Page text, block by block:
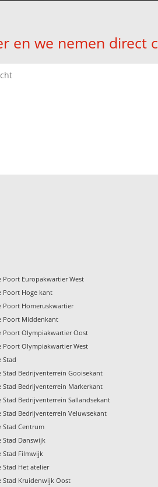
en we nemen direct
Europakwartier West
Poort Hoge kant
Poort Homeruskwartier
Poort Middenkant
Poort Olympiakwartier Oost
Poort Olympiakwartier West
Stad
Bedrijventerrein Gooisekant
Stad Bedrijventerrein Markerkant
Bedrijventerrein Sallandsekant
Bedrijventerrein Veluwsekant
Stad Centrum
Stad Danswijk
Stad Filmwijk
Stad Het atelier
Stad Kruidenwijk Oost